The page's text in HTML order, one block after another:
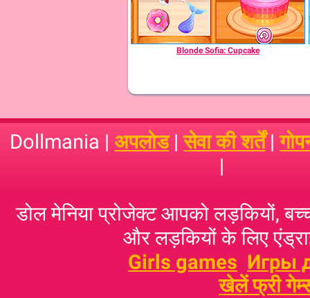
Blonde Sofia: Cupcake
Dollmania | अपलोड|सेवा की शर्तें|
|
डोल मेनिया प्रोजेक्ट आपको लड़कियों,
और लड़कियों के लिए
Girls games Игры
खेलें फ्री